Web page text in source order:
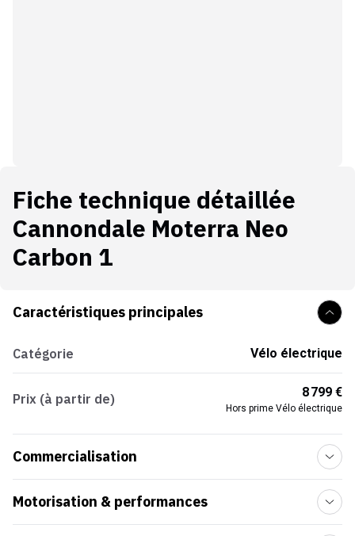
Fiche technique détaillée
Cannondale Moterra Neo
Carbon 1
Caractéristiques principales
Catégorie Vélo électrique
Prix (à partir de) 8 799 €
Hors prime Vélo électrique
Commercialisation
Motorisation & performances